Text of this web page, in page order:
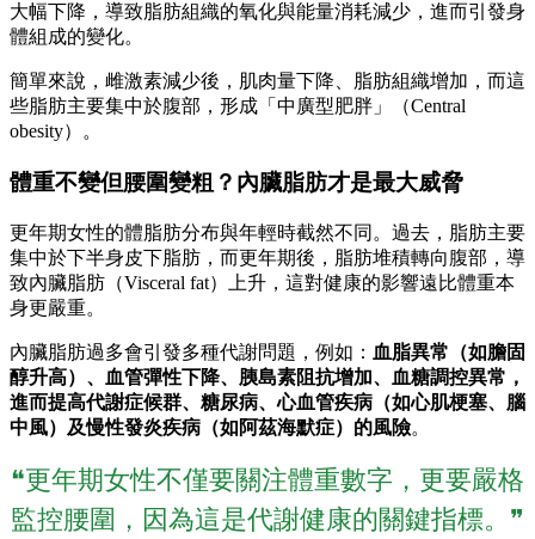
大幅下降，導致脂肪組織的氧化與能量消耗減少，進而引發身
體組成的變化。
簡單來說，雌激素減少後，肌肉量下降、脂肪組織增加，而這
些脂肪主要集中於腹部，形成「中廣型肥胖」（Central
obesity）。
體重不變但腰圍變粗？內臟脂肪才是最大威脅
更年期女性的體脂肪分布與年輕時截然不同。過去，脂肪主要
集中於下半身皮下脂肪，而更年期後，脂肪堆積轉向腹部，導
致內臟脂肪（Visceral fat）上升，這對健康的影響遠比體重本
身更嚴重。
內臟脂肪過多會引發多種代謝問題，例如： 血脂異常（如膽固
醇升高）、血管彈性下降、胰島素阻抗增加、血糖調控異常，
進而提高代謝症候群、糖尿病、心血管疾病（如心肌梗塞、腦
中風）及慢性發炎疾病（如阿茲海默症）的風險。
❝更年期女性不僅要關注體重數字，更要嚴格
監控腰圍，因為這是代謝健康的關鍵指標。❞